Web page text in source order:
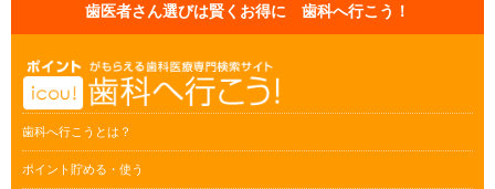
歯医者さん選びは賢くお得に 歯科へ行こう！
歯科へ行こうとは？
ポイント貯める・使う